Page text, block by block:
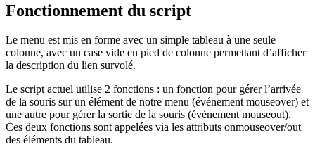
Fonctionnement du script
Le menu est mis en forme avec un simple tableau à une seule
colonne, avec un case vide en pied de colonne permettant d’afficher
la description du lien survolé.
Le script actuel utilise 2 fonctions : un fonction pour gérer l’arrivée
de la souris sur un élément de notre menu (événement mouseover) et
une autre pour gérer la sortie de la souris (événement mouseout).
Ces deux fonctions sont appelées via les attributs onmouseover/out
des éléments du tableau.